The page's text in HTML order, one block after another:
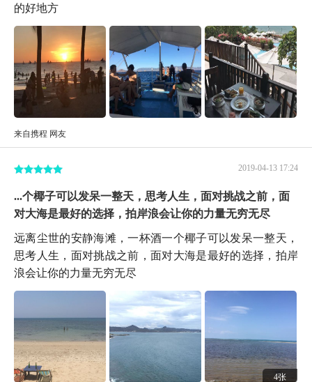
的好地方
来自携程 网友
2019-04-13 17:24
...个椰子可以发呆一整天，思考人生，面对挑战之前，面
对大海是最好的选择，拍岸浪会让你的力量无穷无尽
远离尘世的安静海滩，一杯酒一个椰子可以发呆一整天，
思考人生，面对挑战之前，面对大海是最好的选择，拍岸
浪会让你的力量无穷无尽
4张